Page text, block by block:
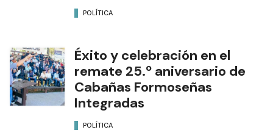
POLÍTICA
Éxito y celebración en el
remate 25.º aniversario de
Cabañas Formoseñas
Integradas
POLÍTICA